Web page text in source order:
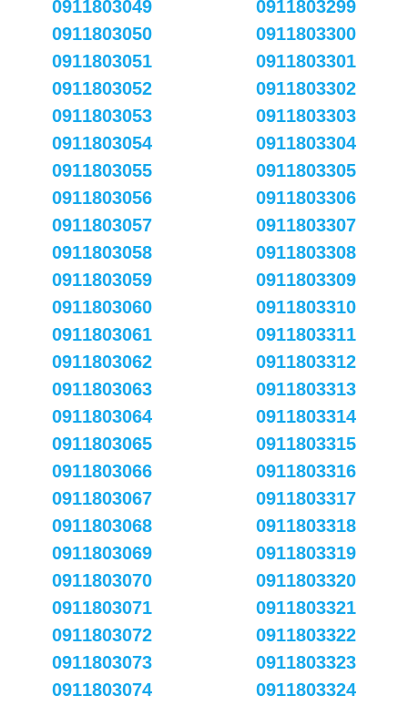
0911803049
0911803050
0911803051
0911803052
0911803053
0911803054
0911803055
0911803056
0911803057
0911803058
0911803059
0911803060
0911803061
0911803062
0911803063
0911803064
0911803065
0911803066
0911803067
0911803068
0911803069
0911803070
0911803071
0911803072
0911803073
0911803074
0911803299
0911803300
0911803301
0911803302
0911803303
0911803304
0911803305
0911803306
0911803307
0911803308
0911803309
0911803310
0911803311
0911803312
0911803313
0911803314
0911803315
0911803316
0911803317
0911803318
0911803319
0911803320
0911803321
0911803322
0911803323
0911803324